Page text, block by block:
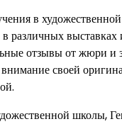
в
различных выставках
отзывы от жюри и
своей
школы,